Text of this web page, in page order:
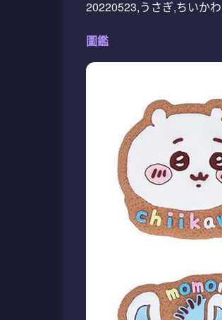
20220523,うさぎ,ちいか
圖鑑